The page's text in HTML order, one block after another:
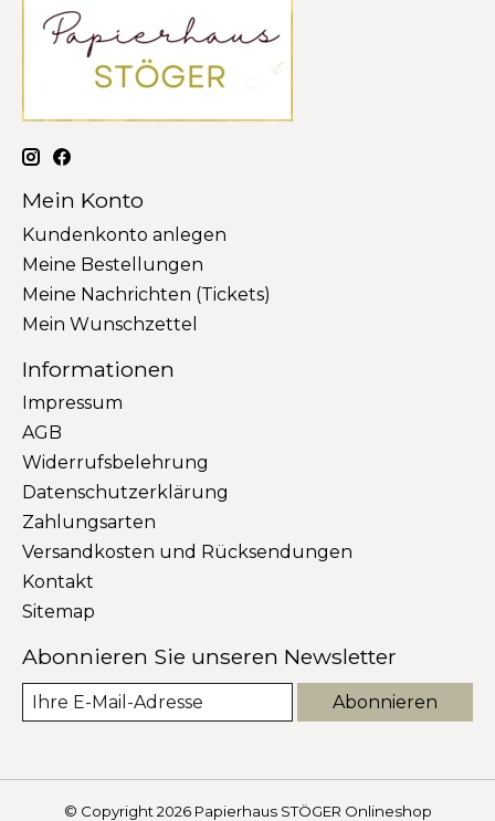
Mein Konto
Kundenkonto anlegen
Meine Bestellungen
Meine Nachrichten (Tickets)
Mein Wunschzettel
Informationen
Impressum
AGB
Widerrufsbelehrung
Datenschutzerklärung
Zahlungsarten
Versandkosten und Rücksendungen
Kontakt
Sitemap
Abonnieren Sie unseren Newsletter
Abonnieren
© Copyright 2026 Papierhaus STÖGER Onlineshop